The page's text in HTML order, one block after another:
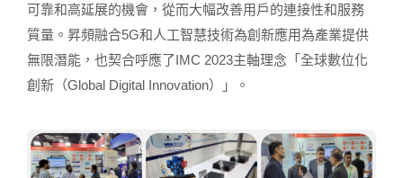
可靠和高延展的機會，從而大幅改善用戶的連接性和服務
質量。昇頻融合5G和人工智慧技術為創新應用為產業提供
無限潛能，也契合呼應了IMC 2023主軸理念「全球數位化
創新（Global Digital Innovation）」。